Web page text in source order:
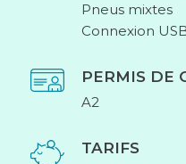
Pneus mixtes
Connexion
PERMIS DE
A2
TARIFS